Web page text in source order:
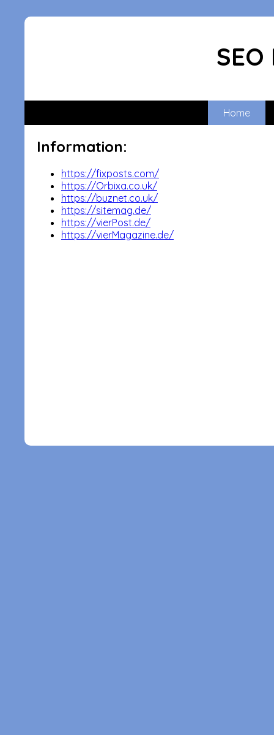
Home
Information:
https://fixposts.com/
https://Orbixa.co.uk/
https://buznet.co.uk/
https://sitemag.de/
https://vierPost.de/
https://vierMagazine.de/